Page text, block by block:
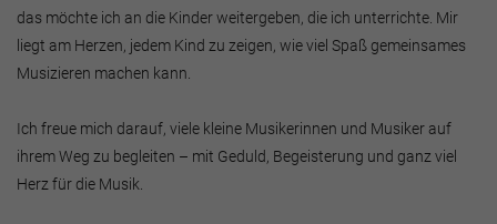
das möchte ich an die Kinder weitergeben, die ich unterrichte. Mir
liegt am Herzen, jedem Kind zu zeigen, wie viel Spaß gemeinsames
Musizieren machen kann.
Ich freue mich darauf, viele kleine Musikerinnen und Musiker auf
ihrem Weg zu begleiten – mit Geduld, Begeisterung und ganz viel
Herz für die Musik.